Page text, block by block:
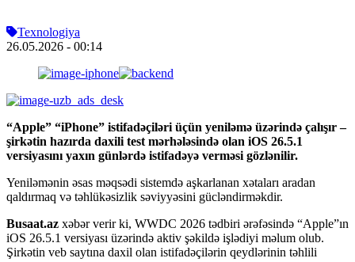
Texnologiya
26.05.2026 - 00:14
“Apple” “iPhone” istifadəçiləri üçün yeniləmə üzərində çalışır –
şirkətin hazırda daxili test mərhələsində olan iOS 26.5.1
versiyasını yaxın günlərdə istifadəyə verməsi gözlənilir.
Yeniləmənin əsas məqsədi sistemdə aşkarlanan xətaları aradan
qaldırmaq və təhlükəsizlik səviyyəsini gücləndirməkdir.
Busaat.az xəbər verir ki, WWDC 2026 tədbiri ərəfəsində “Apple”ın
iOS 26.5.1 versiyası üzərində aktiv şəkildə işlədiyi məlum olub.
Şirkətin veb saytına daxil olan istifadəçilərin qeydlərinin təhlili